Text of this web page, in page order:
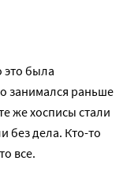
это была
занимался раньше
же хосписы стали
без дела. Кто-то
все.